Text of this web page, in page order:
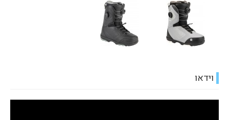
וידאו